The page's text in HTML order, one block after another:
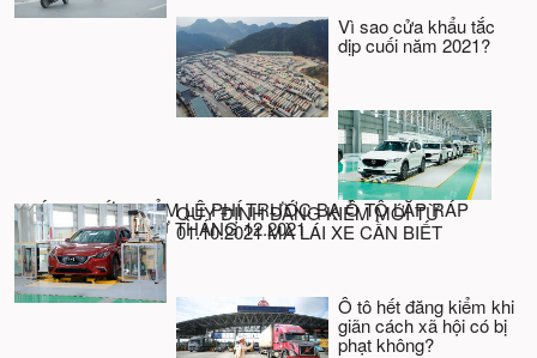
Vì sao cửa khẩu tắc
dịp cuối năm 2021?
CHÍNH THỨC GIẢM LỆ PHÍ TRƯỚC BẠ Ô TÔ LẮP RÁP
TRONG NƯỚC TỪ THÁNG 12.2021
QUY ĐỊNH ĐĂNG KIỂM MỚI TỪ
01.10.2021 MÀ LÁI XE CẦN BIẾT
Ô tô hết đăng kiểm khi
giãn cách xã hội có bị
phạt không?